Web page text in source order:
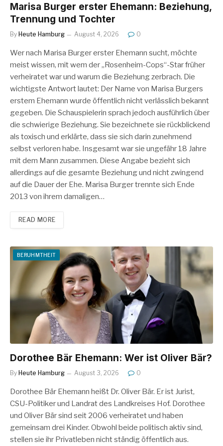
Marisa Burger erster Ehemann: Beziehung,
Trennung und Tochter
By Heute Hamburg August 4, 2026 0
Wer nach Marisa Burger erster Ehemann sucht, möchte
meist wissen, mit wem der „Rosenheim-Cops“-Star früher
verheiratet war und warum die Beziehung zerbrach. Die
wichtigste Antwort lautet: Der Name von Marisa Burgers
erstem Ehemann wurde öffentlich nicht verlässlich bekannt
gegeben. Die Schauspielerin sprach jedoch ausführlich über
die schwierige Beziehung. Sie bezeichnete sie rückblickend
als toxisch und erklärte, dass sie sich darin zunehmend
selbst verloren habe. Insgesamt war sie ungefähr 18 Jahre
mit dem Mann zusammen. Diese Angabe bezieht sich
allerdings auf die gesamte Beziehung und nicht zwingend
auf die Dauer der Ehe. Marisa Burger trennte sich Ende
2013 von ihrem damaligen…
READ MORE
BERUHMTHEIT
Dorothee Bär Ehemann: Wer ist Oliver Bär?
By Heute Hamburg August 3, 2026 0
Dorothee Bär Ehemann heißt Dr. Oliver Bär. Er ist Jurist,
CSU-Politiker und Landrat des Landkreises Hof. Dorothee
und Oliver Bär sind seit 2006 verheiratet und haben
gemeinsam drei Kinder. Obwohl beide politisch aktiv sind,
stellen sie ihr Privatleben nicht ständig öffentlich aus.